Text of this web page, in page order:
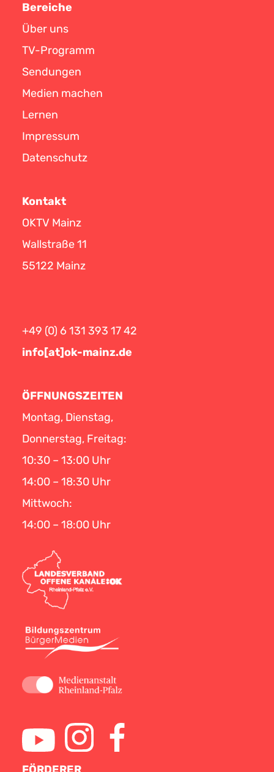
Bereiche
Über uns
TV-Programm
Sendungen
Medien machen
Lernen
Impressum
Datenschutz
Kontakt
OKTV Mainz
Wallstraße 11
55122 Mainz
+49 (0) 6 131 393 17 42
info[at]ok-mainz.de
ÖFFNUNGSZEITEN
Montag, Dienstag,
Donnerstag, Freitag:
10:30 – 13:00 Uhr
14:00 – 18:30 Uhr
Mittwoch:
14:00 – 18:00 Uhr